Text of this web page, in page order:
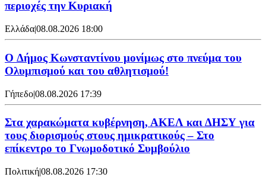
περιοχές την Κυριακή
Ελλάδα|08.08.2026 18:00
O Δήμος Κωνσταντίνου μονίμως στο πνεύμα του
Ολυμπισμού και του αθλητισμού!
Γήπεδο|08.08.2026 17:39
Στα χαρακώματα κυβέρνηση, ΑΚΕΛ και ΔΗΣΥ για
τους διορισμούς στους ημικρατικούς – Στο
επίκεντρο το Γνωμοδοτικό Συμβούλιο
Πολιτική|08.08.2026 17:30